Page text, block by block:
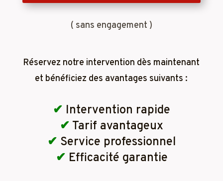
( sans engagement )
Réservez notre intervention dès maintenant
et bénéficiez des avantages suivants :
✔ Intervention rapide
✔ Tarif avantageux
✔ Service professionnel
✔ Efficacité garantie